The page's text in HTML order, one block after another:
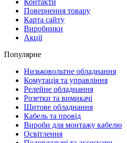
Повернення товару
Карта сайту
Виробники
Акції
Популярне
Низьковольтне обладнання
Комутація та управління
Релейне обладнання
Розетки та вимикачі
Щитове обладнання
Кабель та провід
Вироби для монтажу кабелю
Освітлення